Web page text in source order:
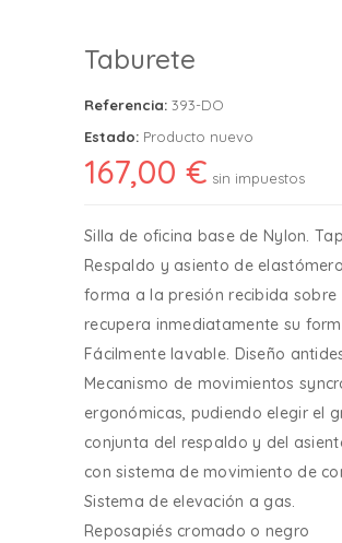
Taburete
Referencia: 393-DO
Estado: Producto nuevo
167,00 € sin impuestos
Silla de oficina base de Nylon.
Respaldo y asiento de
forma a la presión recibida sobre
recupera inmediatamente su
Fácilmente lavable. Diseño
Mecanismo de movimientos
ergonómicas, pudiendo elegir el
conjunta del respaldo y del
con sistema de movimiento de
Sistema de elevación a gas.
Reposapiés cromado o negro